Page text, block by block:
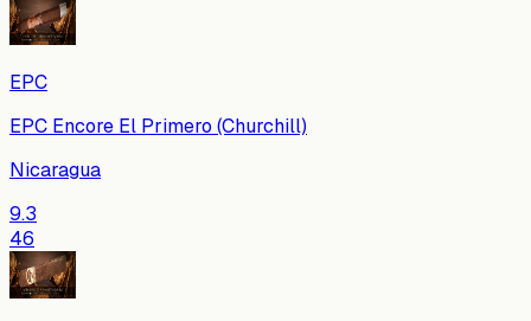
EPC
EPC Encore El Primero (Churchill)
Nicaragua
9.3
46